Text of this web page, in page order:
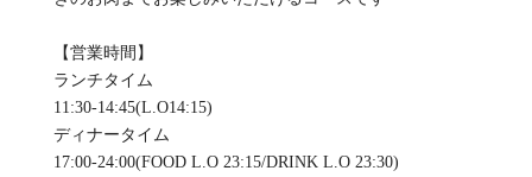
【営業時間】
ランチタイム
11:30-14:45(L.O14:15)
ディナータイム
17:00-24:00(FOOD L.O 23:15/DRINK L.O 23:30)